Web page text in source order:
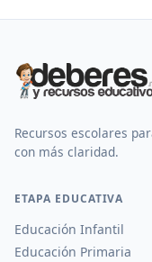
Recursos escolares
con más claridad.
ETAPA EDUCATIVA
Educación Infantil
Educación Primaria